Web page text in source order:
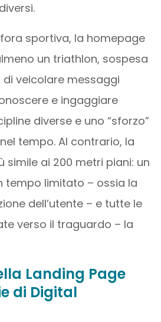
sportiva, la homepage
un triathlon, sospesa
veicolare messaggi
e ingaggiare
diverse e uno “sforzo”
tempo. Al contrario, la
simile ai 200 metri piani: un
tempo limitato – ossia la
dell’utente – e tutte le
verso il traguardo – la
Landing Page
di Digital